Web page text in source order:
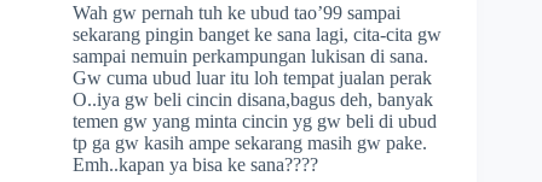
Wah gw pernah tuh ke ubud tao’99 sampai
sekarang pingin banget ke sana lagi, cita-cita gw
sampai nemuin perkampungan lukisan di sana.
Gw cuma ubud luar itu loh tempat jualan perak
O..iya gw beli cincin disana,bagus deh, banyak
temen gw yang minta cincin yg gw beli di ubud
tp ga gw kasih ampe sekarang masih gw pake.
Emh..kapan ya bisa ke sana????